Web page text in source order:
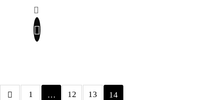
1 … 12 13 14